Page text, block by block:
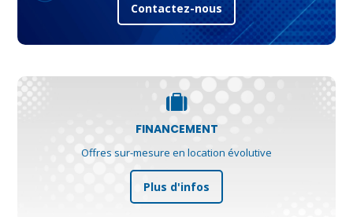
Contactez-nous
FINANCEMENT
Offres sur-mesure en location évolutive
Plus d'infos